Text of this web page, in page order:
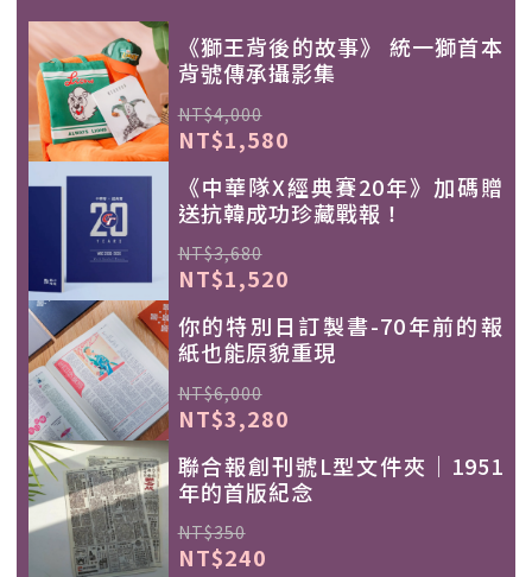
《獅王背後的故事》 統一獅首本
背號傳承攝影集
NT$4,000
NT$1,580
《中華隊X經典賽20年》加碼贈
送抗韓成功珍藏戰報！
NT$3,680
NT$1,520
你的特別日訂製書-70年前的報
紙也能原貌重現
NT$6,000
NT$3,280
聯合報創刊號L型文件夾｜1951
年的首版紀念
NT$350
NT$240